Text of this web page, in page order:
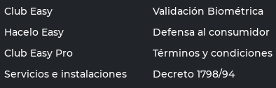
Club Easy
Hacelo Easy
Club Easy Pro
Servicios e instalaciones
Validación Biométrica
Defensa al consumidor
Términos y condiciones
Decreto 1798/94